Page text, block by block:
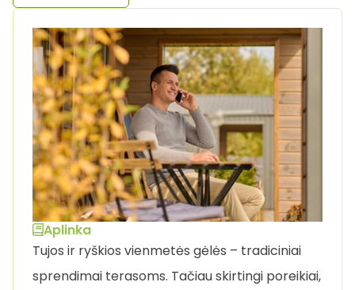
Aplinka
Tujos ir ryškios vienmetės gėlės – tradiciniai
sprendimai terasoms. Tačiau skirtingi poreikiai,